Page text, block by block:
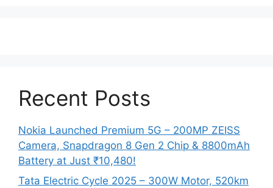
Recent Posts
Nokia Launched Premium 5G – 200MP ZEISS
Camera, Snapdragon 8 Gen 2 Chip & 8800mAh
Battery at Just ₹10,480!
Tata Electric Cycle 2025 – 300W Motor, 520km